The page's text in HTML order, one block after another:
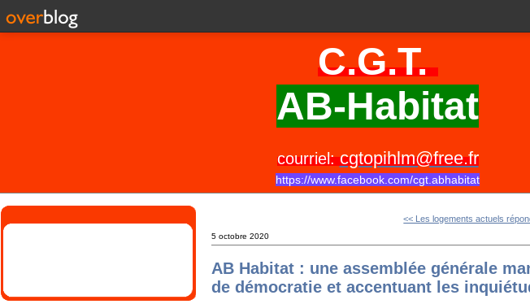
C.G.T.
AB-Habitat
courriel:cgtopihlm@free.fr
https://www.facebook.com/cgt.abhabitat
<< Les logements actuels
5 octobre 2020
AB Habitat : une assemblée générale
de démocratie et accentuant les